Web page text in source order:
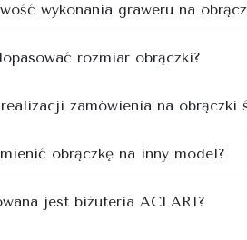
wykonania graweru na
rozmiar obrączki?
zamówienia na obrączki
obrączkę na inny model?
jest biżuteria ACLARI?